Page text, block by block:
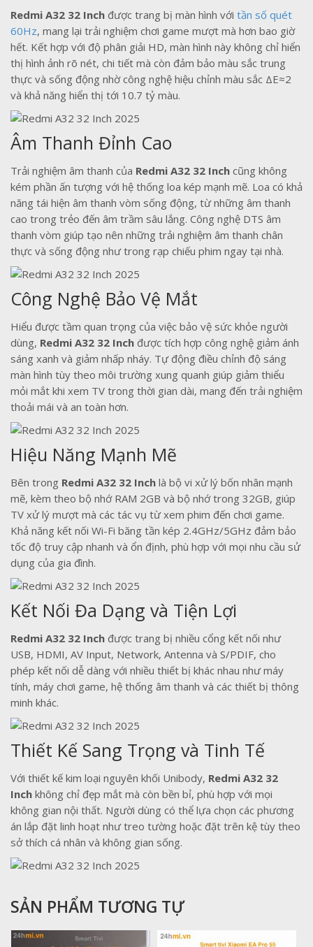
Redmi A32 32 Inch được trang bị màn hình với tần số quét
60Hz, mang lại trải nghiệm chơi game mượt mà hơn bao giờ
hết. Kết hợp với độ phân giải HD, màn hình này không chỉ hiển
thị hình ảnh rõ nét, chi tiết mà còn đảm bảo màu sắc trung
thực và sống động nhờ công nghệ hiệu chỉnh màu sắc ΔE≈2
và khả năng hiển thị tới 10.7 tỷ màu.
Âm Thanh Đỉnh Cao
Trải nghiệm âm thanh của Redmi A32 32 Inch cũng không
kém phần ấn tượng với hệ thống loa kép mạnh mẽ. Loa có khả
năng tái hiện âm thanh vòm sống động, từ những âm thanh
cao trong trẻo đến âm trầm sâu lắng. Công nghệ DTS âm
thanh vòm giúp tạo nên những trải nghiệm âm thanh chân
thực và sống động như trong rạp chiếu phim ngay tại nhà.
Công Nghệ Bảo Vệ Mắt
Hiểu được tầm quan trọng của việc bảo vệ sức khỏe người
dùng, Redmi A32 32 Inch được tích hợp công nghệ giảm ánh
sáng xanh và giảm nhấp nháy. Tự động điều chỉnh độ sáng
màn hình tùy theo môi trường xung quanh giúp giảm thiểu
mỏi mắt khi xem TV trong thời gian dài, mang đến trải nghiệm
thoải mái và an toàn hơn.
Hiệu Năng Mạnh Mẽ
Bên trong Redmi A32 32 Inch là bộ vi xử lý bốn nhân mạnh
mẽ, kèm theo bộ nhớ RAM 2GB và bộ nhớ trong 32GB, giúp
TV xử lý mượt mà các tác vụ từ xem phim đến chơi game.
Khả năng kết nối Wi-Fi băng tần kép 2.4GHz/5GHz đảm bảo
tốc độ truy cập nhanh và ổn định, phù hợp với mọi nhu cầu sử
dụng của gia đình.
Kết Nối Đa Dạng và Tiện Lợi
Redmi A32 32 Inch được trang bị nhiều cổng kết nối như
USB, HDMI, AV Input, Network, Antenna và S/PDIF, cho
phép kết nối dễ dàng với nhiều thiết bị khác nhau như máy
tính, máy chơi game, hệ thống âm thanh và các thiết bị thông
minh khác.
Thiết Kế Sang Trọng và Tinh Tế
Với thiết kế kim loại nguyên khối Unibody, Redmi A32 32
Inch không chỉ đẹp mắt mà còn bền bỉ, phù hợp với mọi
không gian nội thất. Người dùng có thể lựa chọn các phương
án lắp đặt linh hoạt như treo tường hoặc đặt trên kệ tùy theo
sở thích cá nhân và không gian sống.
SẢN PHẨM TƯƠNG TỰ